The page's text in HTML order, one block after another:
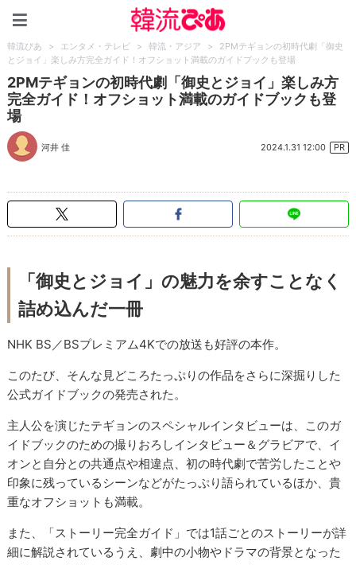
韓流ぴあ > エンタメ・テレビ > 韓流・アジア >
2PMテギョンの初時代劇「御史
とジョイ」楽しみ方完全ガイド！オフショット満載のガイドブックも登場
2PMテギョンの初時代劇「御史とジョイ」楽しみ方
完全ガイド！オフショット満載のガイドブックも登
場
河井 佳 2024.1.31 12:00 PR
「御史とジョイ」の魅力を余すことなく
詰め込んだ一冊
NHK BS／BSプレミアム4Kでの放送も好評の本作。
このたび、そんな見どころたっぷりの作品をさらに深掘りした
公式ガイドブックの発売された。
主人公を演じたテギョンのスペシャルインタビューは、このガ
イドブックのための撮りおろしインタビュー＆グラビアで、イ
オンと自分との共通点や相違点、初の時代劇で苦労したことや
印象に残っているシーンなどがたっぷり語られているほか、貴
重なオフショットも満載。
また、「ストーリー完全ガイド」では1話ごとのストーリーが詳
細に解説されているうえ、劇中の小物やドラマの背景となった